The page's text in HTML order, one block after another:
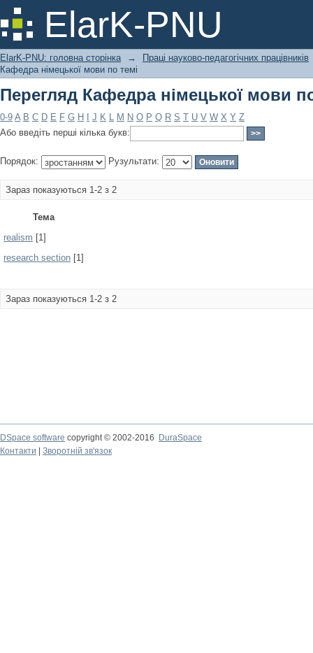
ElarK-PNU
Перегляд Кафедра німецької мови
ElarK-PNU: головна сторінка →
Праці науково-педагогічних працівників
Кафедра німецької мови по темі
Перегляд Кафедра німецької мови
0-9 A B C D E F G H J K L M N O P Q R S T U V W X Y Z
Або введіть перші кілька букв:
Порядок: Рузультати:
Зараз показуються 1-2 з 2
Тема
realism [1]
research section [1]
Зараз показуються 1-2 з 2
DSpace software copyright © 2002-2016
DuraSpace
Контакти
Зворотній зв'язок